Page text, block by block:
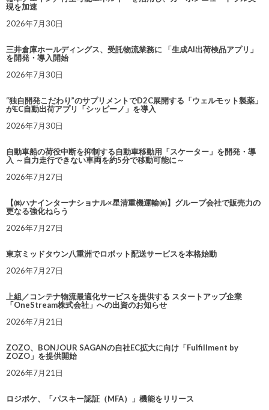
現を加速
2026年7月30日
三井倉庫ホールディングス、受託物流業務に 「生成AI出荷検品アプリ」
を開発・導入開始
2026年7月30日
“独自開発こだわり”のサプリメントでD2C展開する「ウェルモット製薬」
がEC自動出荷アプリ「シッピーノ」を導入
2026年7月30日
自動車船の荷役中断を抑制する自動車移動用「スケーター」を開発・導
入 ～自力走行できない車両を約5分で移動可能に～
2026年7月27日
【㈱ハナインターナショナル×星清重機運輸㈱】グループ会社で販売力の
更なる強化ねらう
2026年7月27日
東京ミッドタウン八重洲でロボット配送サービスを本格始動
2026年7月27日
上組／コンテナ物流最適化サービスを提供する スタートアップ企業
「OneStream株式会社」への出資のお知らせ
2026年7月21日
ZOZO、BONJOUR SAGANの自社EC拡大に向け「Fulfillment by
ZOZO」を提供開始
2026年7月21日
ロジポケ、「パスキー認証（MFA）」機能をリリース